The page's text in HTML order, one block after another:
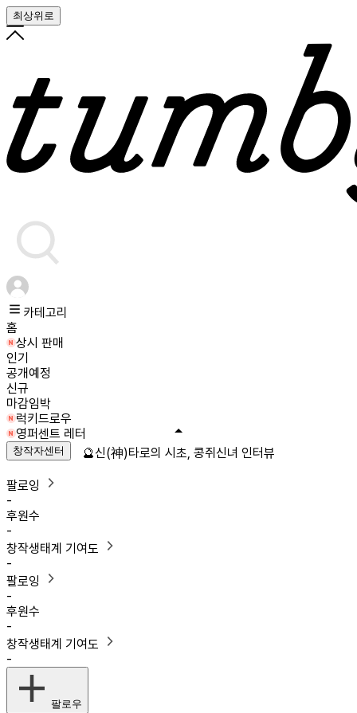
최상위로
카테고리
홈
상시 판매
인기
공개예정
신규
마감임박
럭키드로우
영퍼센트 레터
창작자센터
팔로잉
-
후원수
-
창작생태계 기여도
-
팔로잉
-
후원수
-
창작생태계 기여도
-
팔로우
🔮신(神)타로의 시초, 콩쥐신녀 인터뷰